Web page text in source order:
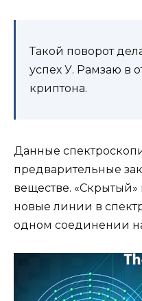
Такой поворот
успех У. Рамзаю в
криптона.
Данные
предварительные
веществе.
новые линии в
одном соединении